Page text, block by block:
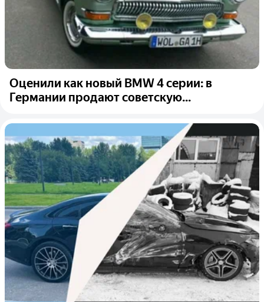
Оценили как новый BMW 4 серии: в
Германии продают советскую...